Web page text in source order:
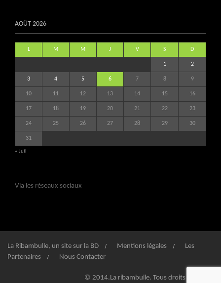
AOÛT 2026
L M M J V S D
1 2
3 4 5 6 7 8 9
10 11 12 13 14 15 16
17 18 19 20 21 22 23
24 25 26 27 28 29 30
31
« Juil
Via les réseaux sociaux
La Ribambulle, un site sur la BD Mentions légales
Les
Partenaires
Nous Contacter
© 2014.La ribambulle. Tous droits réservés.